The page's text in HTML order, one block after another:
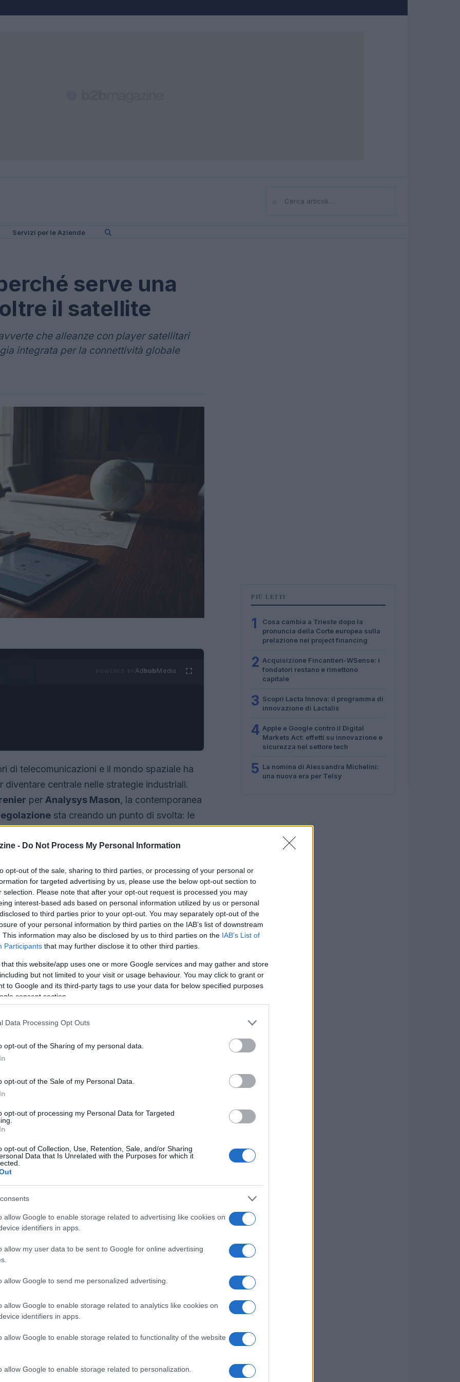
- Do Not Process My Personal Information
opt-out of the sale, sharing to third parties, or processing of your personal or
for targeted advertising by us, please use the below opt-out section to
selection. Please note that after your opt-out request is processed you may
interest-based ads based on personal information utilized by us or personal
to third parties prior to your opt-out. You may separately opt-out of the
of your personal information by third parties on the IAB’s list of downstream
This information may also be disclosed by us to third parties on the IAB’s List of
Participants that may further disclose it to other third parties.
that this website/app uses one or more Google services and may gather and store
but not limited to your visit or usage behaviour. You may click to grant or
to Google and its third-party tags to use your data for below specified purposes
consent section.
Data Processing Opt Outs
opt-out of the Sharing of my personal data.
opt-out of the Sale of my Personal Data.
opt-out of processing my Personal Data for Targeted
opt-out of Collection, Use, Retention, Sale, and/or Sharing
Data that Is Unrelated with the Purposes for which it
allow Google to enable storage related to advertising like cookies on
identifiers in apps.
allow my user data to be sent to Google for online advertising
allow Google to send me personalized advertising.
allow Google to enable storage related to analytics like cookies on
identifiers in apps.
allow Google to enable storage related to functionality of the website
allow Google to enable storage related to personalization.
⌕Cerca
Servizi per le Aziende
serve una
il satellite
che alleanze con player satellitari
integrata per la connettività globale
AdhubMedia
di telecomunicazioni e il mondo spaziale ha
diventare centrale nelle strategie industriali.
per Analysys Mason, la contemporanea
sta creando un punto di svolta: le
e una governance condivisa, gli operatori
la futura
di questo momento. Il primo è
in orbita bassa, antenne ricetrasmittenti
con le reti terrestri abbassano le barriere
privato e pubblico che finanzia
progetti prima troppo rischiosi. Il terzo
evolvendo per definire ruoli, spettro e
strategia spazialenon è solo un piano di
capacità terrestri e spaziali
un aumento degli investimenti: costellazioni
coperture più dense e latenza ridotta,
richiedono nuovi modelli di integrazione.
non solo la fornitura di capacità satellitare,
attraverso
partnership limitata al mero
PIÙ LETTI
1
Cosa cambia a Trieste dopo la
pronuncia della Corte europea sulla
prelazione nei project financing
2 Acquisizione Fincantieri-WSense: i
fondatori restano e rimettono
capitale
3 Scopri Lacta Innova: il programma di
innovazione di Lactalis
4 Apple e Google contro il Digital
Markets Act: effetti su innovazione e
sicurezza nel settore tech
5 La nomina di Alessandra Michelini:
una nuova era per Telsy